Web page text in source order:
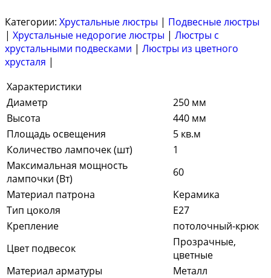
Категории: Хрустальные люстры | Подвесные люстры
| Хрустальные недорогие люстры | Люстры с
хрустальными подвесками | Люстры из цветного
хрусталя |
Характеристики
Диаметр
250 мм
Высота
440 мм
Площадь освещения
5 кв.м
Количество лампочек (шт)
1
Максимальная мощность
лампочки (Вт)
60
Материал патрона
Керамика
Тип цоколя
E27
Крепление
потолочный-крюк
Цвет подвесок
Прозрачные,
цветные
Материал арматуры
Металл